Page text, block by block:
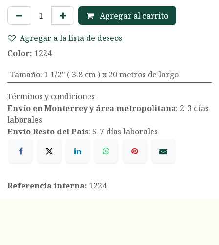
Agregar al carrito
Agregar a la lista de deseos
Color: 1224
Tamaño: 1 1/2" ( 3.8 cm ) x 20 metros de largo
Términos y condiciones
Envío en Monterrey y área metropolitana: 2-3 días
laborales
Envío Resto del País: 5-7 días laborales
Referencia interna: 1224